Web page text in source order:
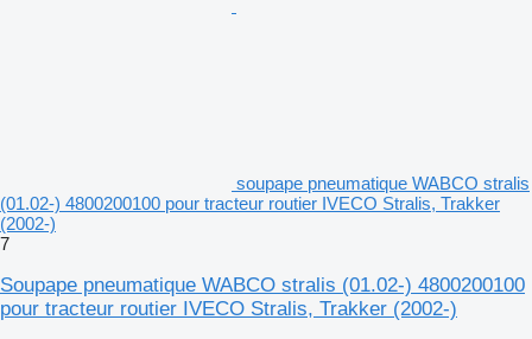
soupape pneumatique WABCO stralis
(01.02-) 4800200100 pour tracteur routier IVECO Stralis, Trakker
(2002-)
7
Soupape pneumatique WABCO stralis (01.02-) 4800200100
pour tracteur routier IVECO Stralis, Trakker (2002-)